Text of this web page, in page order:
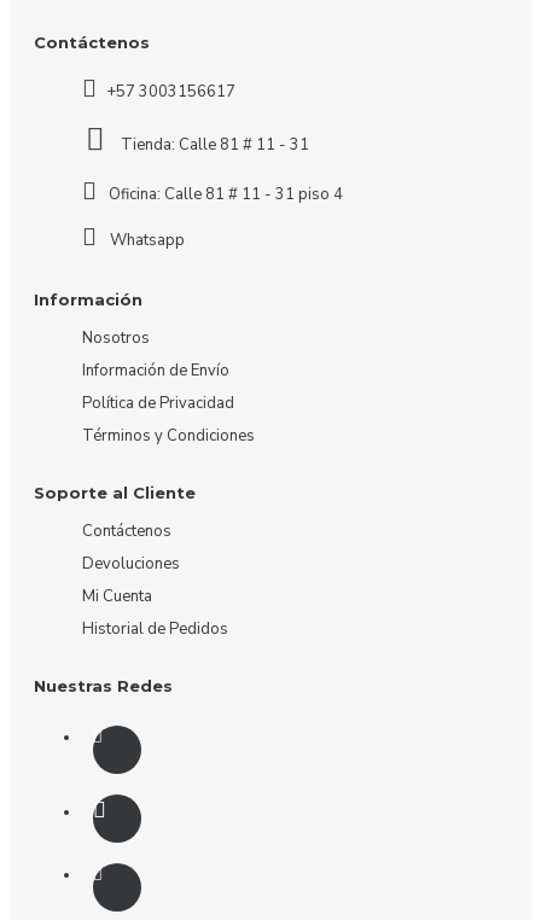
Contáctenos
+57 3003156617
Tienda: Calle 81 # 11 - 31
Oficina: Calle 81 # 11 - 31 piso 4
Whatsapp
Información
Nosotros
Información de Envío
Política de Privacidad
Términos y Condiciones
Soporte al Cliente
Contáctenos
Devoluciones
Mi Cuenta
Historial de Pedidos
Nuestras Redes